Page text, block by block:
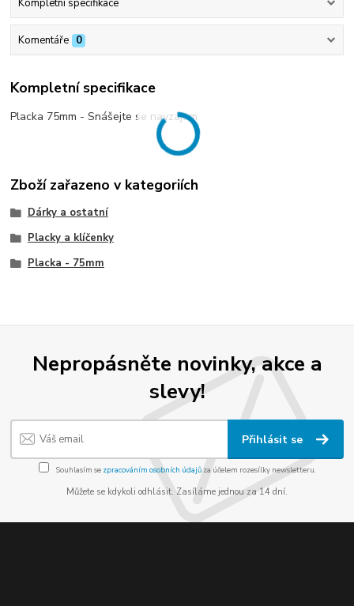
Kompletní specifikace
Komentáře 0
Kompletní specifikace
Placka 75mm - Snášejte se navzájem
Zboží zařazeno v kategoriích
Dárky a ostatní
Placky a klíčenky
Placka - 75mm
Nepropásněte novinky, akce a
slevy!
Přihlásit se
Souhlasím se zpracováním osobních údajůza účelem rozesílky newsletteru.
Můžete se kdykoli odhlásit. Zasíláme jednou za 14 dní.